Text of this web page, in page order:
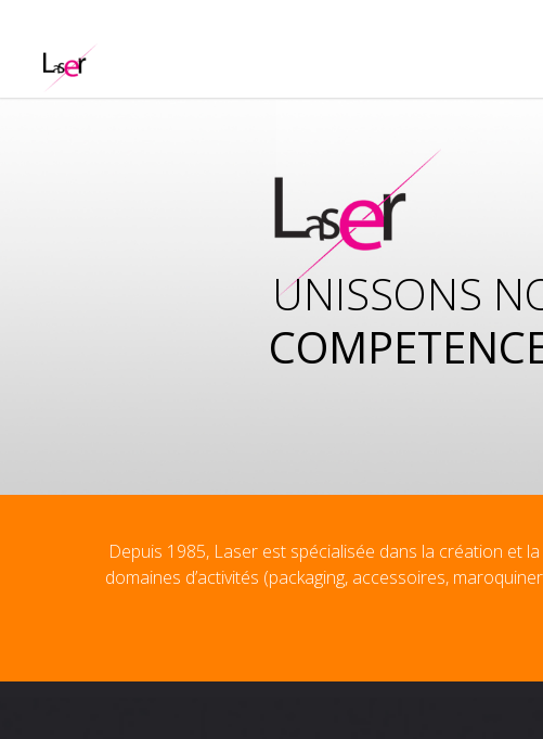
UNISSONS
Depuis 1985, Laser est spécialisée dans la création et
domaines d’activités (packaging, accessoires,